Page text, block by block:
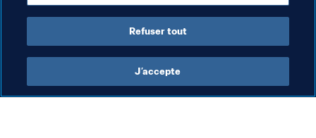
Coupe du Monde U-20 de la FIFA, Pologne 2019™
Refuser tout
J’accepte